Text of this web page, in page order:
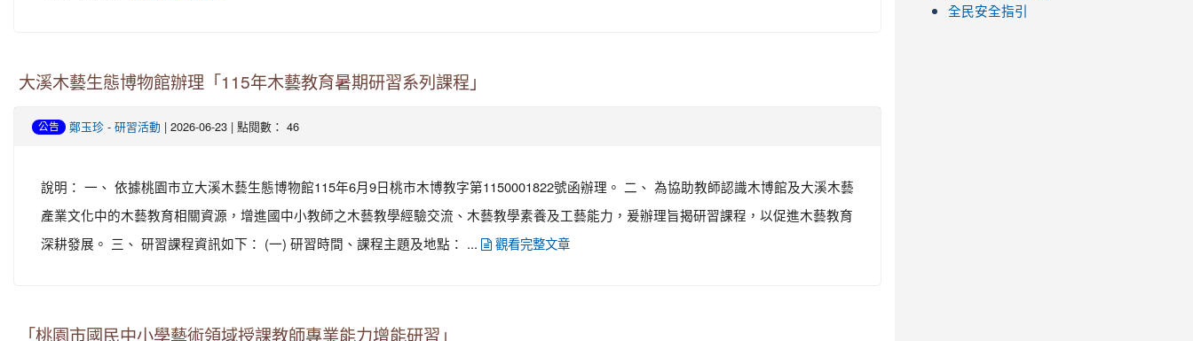
大溪木藝生態博物館辦理「115年木藝教育暑期研習系列課程」
公告 鄭玉珍 - 研習活動 | 2026-06-23 | 點閱數： 46
說明： 一、 依據桃園市立大溪木藝生態博物館115年6月9日桃市木博教字第1150001822號函辦理。 二、 為協助教師認識木博館及大溪木藝
產業文化中的木藝教育相關資源，增進國中小教師之木藝教學經驗交流、木藝教學素養及工藝能力，爰辦理旨揭研習課程，以促進木藝教育
深耕發展。 三、 研習課程資訊如下： (一) 研習時間、課程主題及地點： ...
觀看完整文章
「桃園市國民中小學藝術領域授課教師專業能力增能研習」
全民安全指引